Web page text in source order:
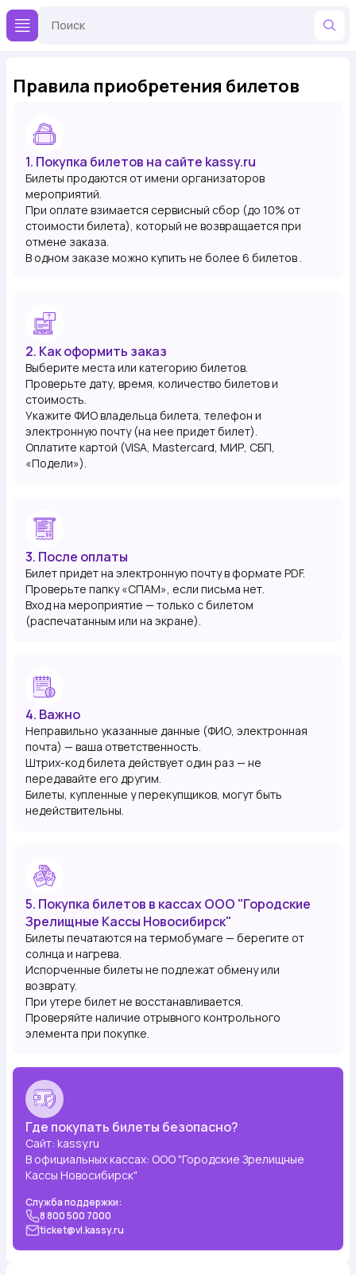
Правила приобретения билетов
1. Покупка билетов на сайте kassy.ru
Билеты продаются от имени организаторов
мероприятий.
При оплате взимается сервисный сбор (до 10% от
стоимости билета), который не возвращается при
отмене заказа.
В одном заказе можно купить не более 6 билетов .
2. Как оформить заказ
Выберите места или категорию билетов.
Проверьте дату, время, количество билетов и
стоимость.
Укажите ФИО владельца билета, телефон и
электронную почту (на нее придет билет).
Оплатите картой (VISA, Mastercard, МИР, СБП,
«Подели»).
3. После оплаты
Билет придет на электронную почту в формате PDF.
Проверьте папку «СПАМ», если письма нет.
Вход на мероприятие — только с билетом
(распечатанным или на экране).
4. Важно
Неправильно указанные данные (ФИО, электронная
почта) — ваша ответственность.
Штрих-код билета действует один раз — не
передавайте его другим.
Билеты, купленные у перекупщиков, могут быть
недействительны.
5. Покупка билетов в кассах ООО "Городские
Зрелищные Кассы Новосибирск"
Билеты печатаются на термобумаге — берегите от
солнца и нагрева.
Испорченные билеты не подлежат обмену или
возврату.
При утере билет не восстанавливается.
Проверяйте наличие отрывного контрольного
элемента при покупке.
Где покупать билеты безопасно?
Сайт: kassy.ru
В официальных кассах: ООО "Городские Зрелищные
Кассы Новосибирск"
Служба поддержки:
8 800 500 7000
ticket@vl.kassy.ru